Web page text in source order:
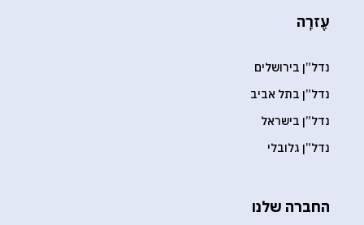
עֶזרָה
נדל”ן בירושלים
נדל”ן בתל אביב
נדל”ן בישראל
נדל”ן גלובלי
החברה שלנו